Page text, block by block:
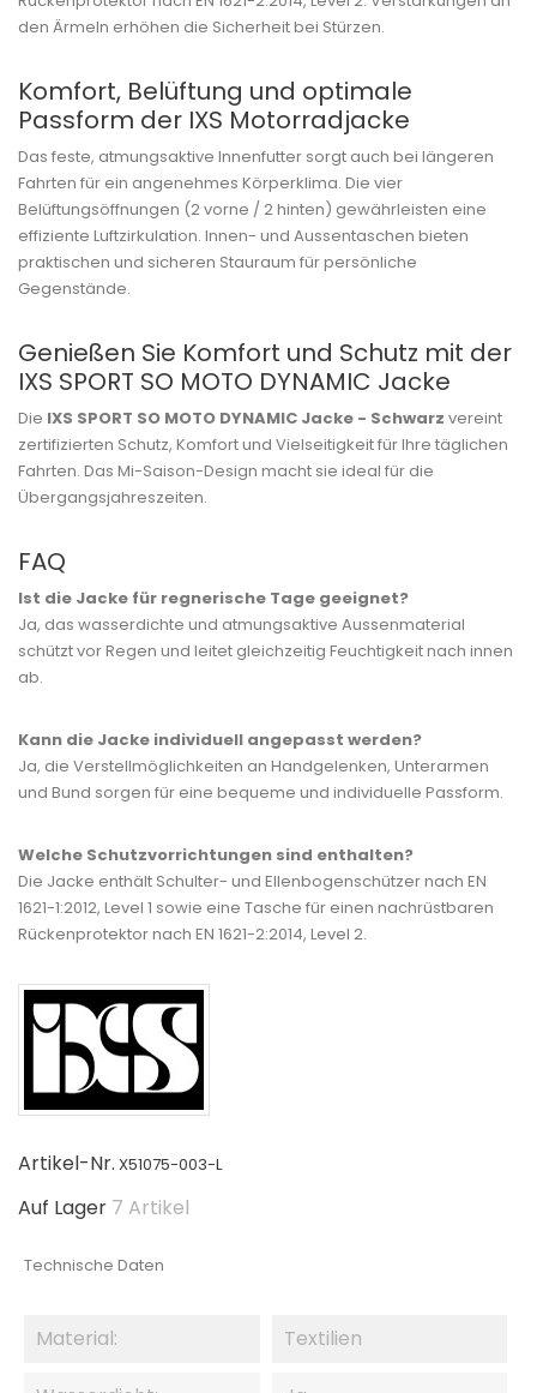
den Ärmeln erhöhen die Sicherheit bei Stürzen.
Komfort, Belüftung und optimale
Passform der IXS Motorradjacke
Das feste, atmungsaktive Innenfutter sorgt auch bei längeren
Fahrten für ein angenehmes Körperklima. Die vier
Belüftungsöffnungen (2 vorne / 2 hinten) gewährleisten eine
effiziente Luftzirkulation. Innen- und Aussentaschen bieten
praktischen und sicheren Stauraum für persönliche
Gegenstände.
Genießen Sie Komfort und Schutz mit der
IXS SPORT SO MOTO DYNAMIC Jacke
Die IXS SPORT SO MOTO DYNAMIC Jacke - Schwarz vereint
zertifizierten Schutz, Komfort und Vielseitigkeit für Ihre täglichen
Fahrten. Das Mi-Saison-Design macht sie ideal für die
Übergangsjahreszeiten.
FAQ
Ist die Jacke für regnerische Tage geeignet?
Ja, das wasserdichte und atmungsaktive Aussenmaterial
schützt vor Regen und leitet gleichzeitig Feuchtigkeit nach innen
ab.
Kann die Jacke individuell angepasst werden?
Ja, die Verstellmöglichkeiten an Handgelenken, Unterarmen
und Bund sorgen für eine bequeme und individuelle Passform.
Welche Schutzvorrichtungen sind enthalten?
Die Jacke enthält Schulter- und Ellenbogenschützer nach EN
1621-1:2012, Level 1 sowie eine Tasche für einen nachrüstbaren
Rückenprotektor nach EN 1621-2:2014, Level 2.
Artikel-Nr. X51075-003-L
Auf Lager 7 Artikel
Technische Daten
Material: Textilien